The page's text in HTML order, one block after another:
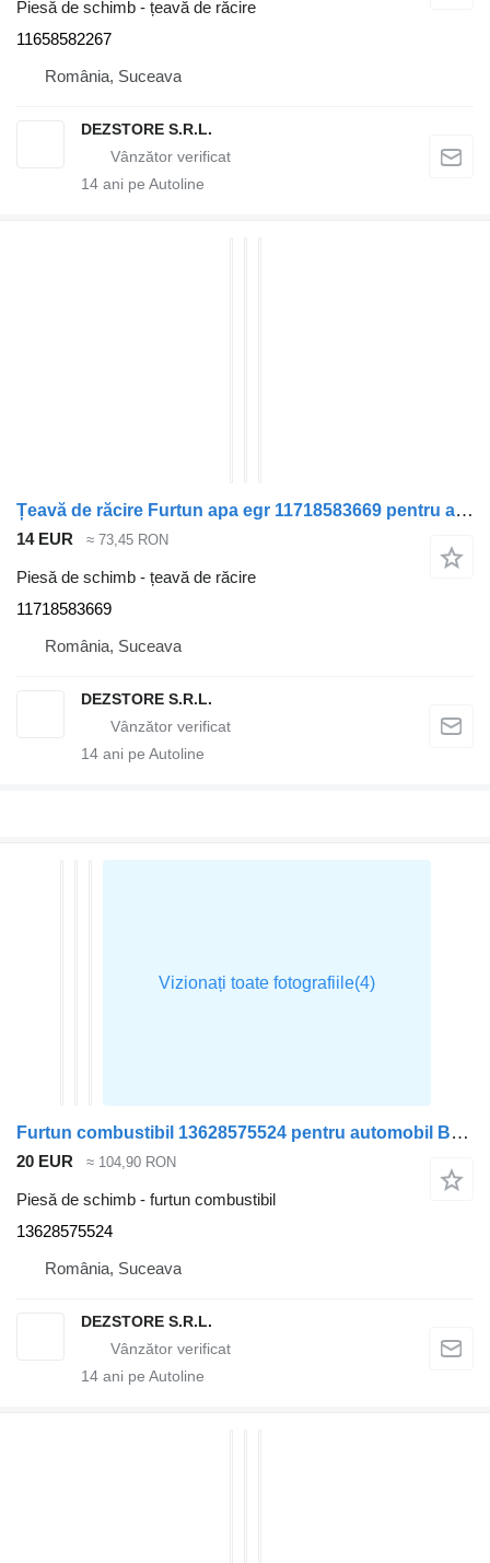
Piesă de schimb - țeavă de răcire
11658582267
România, Suceava
DEZSTORE S.R.L.
14 ani pe Autoline
Țeavă de răcire Furtun apa egr 11718583669 pentru automobil BMW X7
14 EUR ≈ 73,45 RON
Piesă de schimb - țeavă de răcire
11718583669
România, Suceava
DEZSTORE S.R.L.
14 ani pe Autoline
Furtun combustibil 13628575524 pentru automobil BMW X7
20 EUR ≈ 104,90 RON
Piesă de schimb - furtun combustibil
13628575524
România, Suceava
DEZSTORE S.R.L.
14 ani pe Autoline